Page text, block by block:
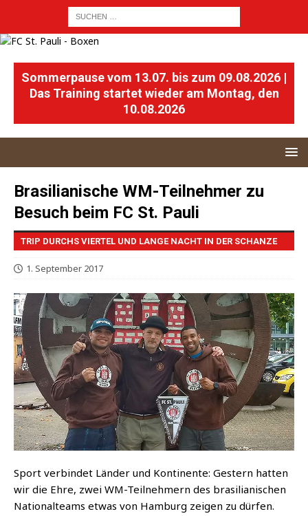
Sommerpause vom 13.07. bis zum 09.08.2026 |
Das Training startet wieder am Montag, den
10.08.2026
Brasilianische WM-Teilnehmer zu
Besuch beim FC St. Pauli
TRIP DURCHS VIERTEL UND LANGE NACHT IN DER SCHANZE
1. September 2017
Sport ver­bin­det Län­der und Kon­ti­nen­te: Ges­tern hat­ten
wir die Ehre, zwei WM-Teil­neh­mern des bra­si­lia­ni­schen
Natio­nal­teams etwas von Ham­burg zei­gen zu dürfen.